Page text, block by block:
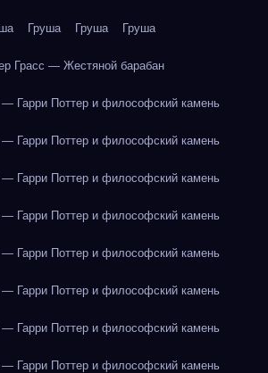
Груша Груша Груша
Грасс — Жестяной барабан
Гарри Поттер и философский камень
Гарри Поттер и философский камень
Гарри Поттер и философский камень
Гарри Поттер и философский камень
Гарри Поттер и философский камень
Гарри Поттер и философский камень
Гарри Поттер и философский камень
Гарри Поттер и философский камень